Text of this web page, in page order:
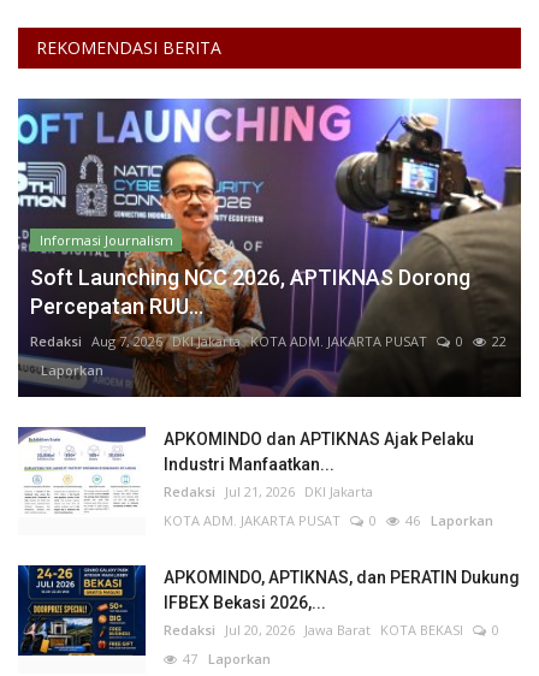
REKOMENDASI BERITA
Informasi Journalism
Soft Launching NCC 2026, APTIKNAS Dorong
Percepatan RUU...
Redaksi Aug 7, 2026 DKI Jakarta KOTA ADM. JAKARTA PUSAT 0
22
Laporkan
APKOMINDO dan APTIKNAS Ajak Pelaku
Industri Manfaatkan...
Redaksi Jul 21, 2026 DKI Jakarta
KOTA ADM. JAKARTA PUSAT
0 46 Laporkan
APKOMINDO, APTIKNAS, dan PERATIN Dukung
IFBEX Bekasi 2026,...
Redaksi Jul 20, 2026 Jawa Barat KOTA BEKASI
0
47 Laporkan